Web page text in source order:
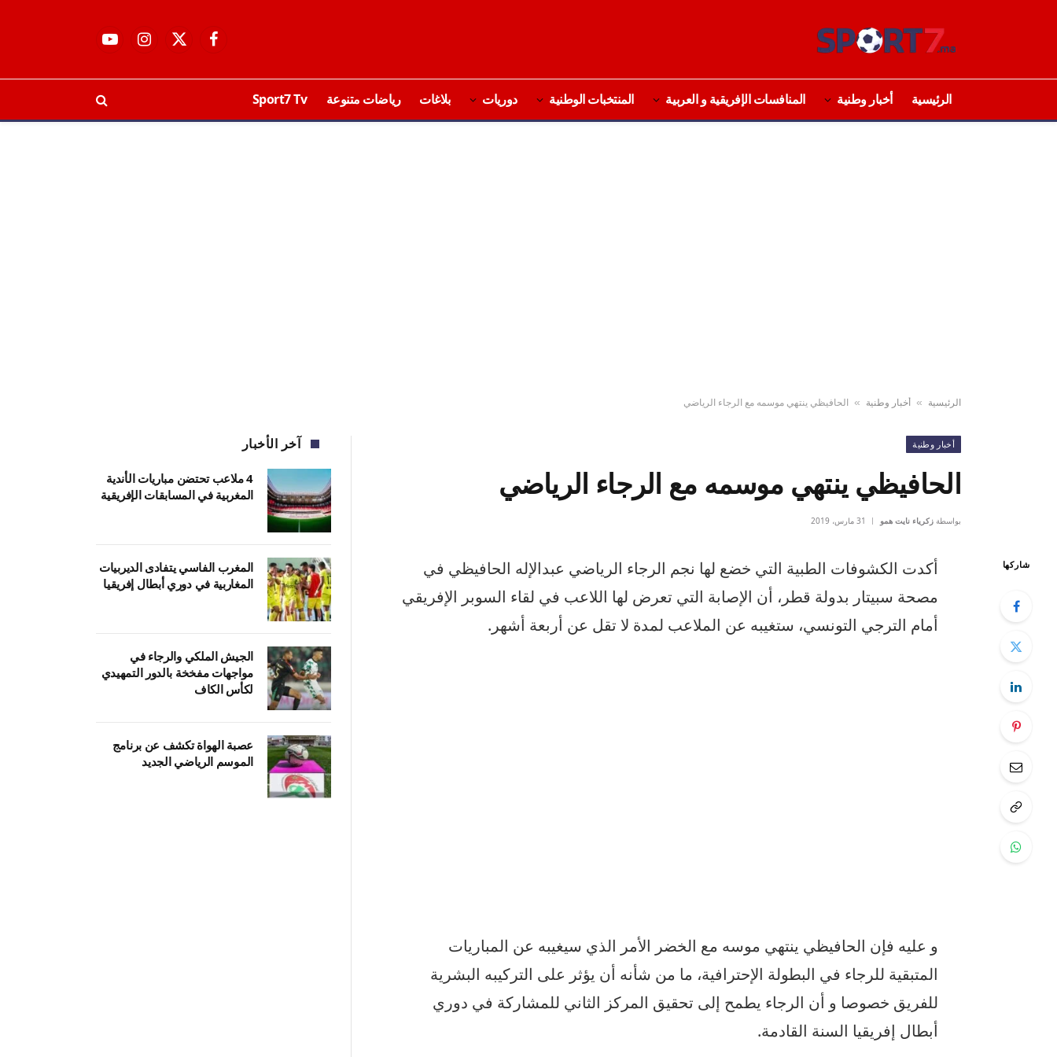
فيسبوكX
الانستغراميوتيوب
الرئيسية أخبار وطنية المنافسات الإفريقية و العربية المنتخبات الوطنية دوريات بلاغات رياضات متنوعة Sport7 Tv
الرئيسية » أخبار وطنية » الحافيظي ينتهي موسمه مع الرجاء الرياضي
أخبار وطنية
الحافيظي ينتهي موسمه مع الرجاء الرياضي
بواسطة زكرياء نايت همو 31 مارس، 2019
شاركها
أكدت الكشوفات الطبية التي خضع لها نجم الرجاء الرياضي عبدالإله الحافيظي في
مصحة سبيتار بدولة قطر، أن الإصابة التي تعرض لها اللاعب في لقاء السوبر الإفريقي
أمام الترجي التونسي، ستغيبه عن الملاعب لمدة لا تقل عن أربعة أشهر.
و عليه فإن الحافيظي ينتهي موسه مع الخضر الأمر الذي سيغيبه عن المباريات
المتبقية للرجاء في البطولة الإحترافية، ما من شأنه أن يؤثر على التركيبه البشرية
للفريق خصوصا و أن الرجاء يطمح إلى تحقيق المركز الثاني للمشاركة في دوري
أبطال إفريقيا السنة القادمة.
آخر الأخبار
4 ملاعب تحتضن مباريات الأندية
المغربية في المسابقات الإفريقية
المغرب الفاسي يتفادى الديربيات
المغاربية في دوري أبطال إفريقيا
الجيش الملكي والرجاء في
مواجهات مفخخة بالدور التمهيدي
لكأس الكاف
عصبة الهواة تكشف عن برنامج
الموسم الرياضي الجديد